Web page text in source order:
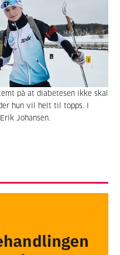
på at diabetesen ikke skal
hun vil helt til topps. I
Johansen.